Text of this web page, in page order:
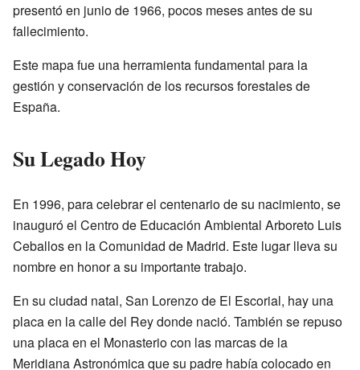
presentó en junio de 1966, pocos meses antes de su
fallecimiento.
Este mapa fue una herramienta fundamental para la
gestión y conservación de los recursos forestales de
España.
Su Legado Hoy
En 1996, para celebrar el centenario de su nacimiento, se
inauguró el Centro de Educación Ambiental Arboreto Luis
Ceballos en la Comunidad de Madrid. Este lugar lleva su
nombre en honor a su importante trabajo.
En su ciudad natal, San Lorenzo de El Escorial, hay una
placa en la calle del Rey donde nació. También se repuso
una placa en el Monasterio con las marcas de la
Meridiana Astronómica que su padre había colocado en